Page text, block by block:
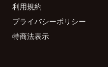
利用規約
プライバシーポリシー
特商法表示